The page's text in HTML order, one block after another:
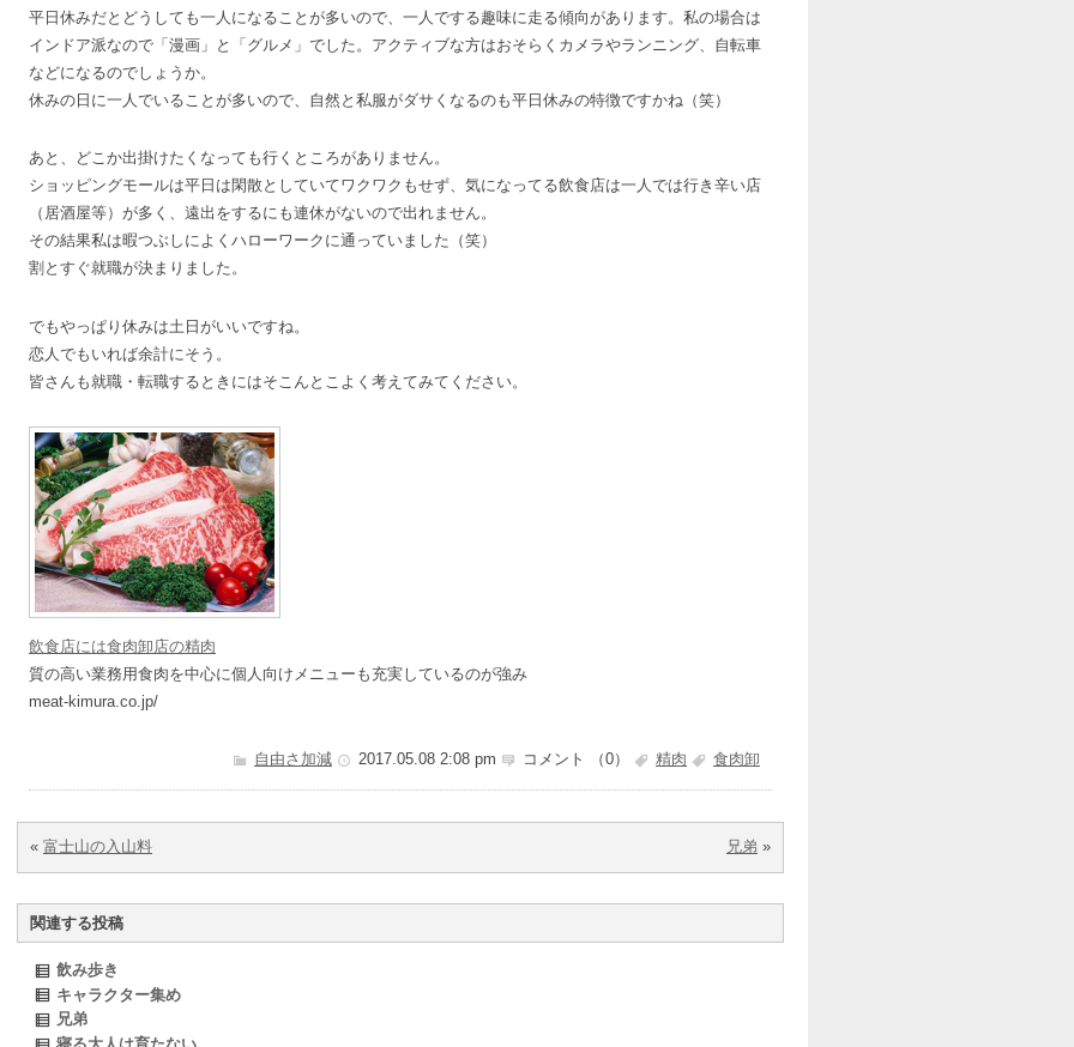
平日休みだとどうしても一人になることが多いので、一人でする趣味に走る傾向があります。私の場合は
インドア派なので「漫画」と「グルメ」でした。アクティブな方はおそらくカメラやランニング、自転車
などになるのでしょうか。
休みの日に一人でいることが多いので、自然と私服がダサくなるのも平日休みの特徴ですかね（笑）
あと、どこか出掛けたくなっても行くところがありません。
ショッピングモールは平日は閑散としていてワクワクもせず、気になってる飲食店は一人では行き辛い店
（居酒屋等）が多く、遠出をするにも連休がないので出れません。
その結果私は暇つぶしによくハローワークに通っていました（笑）
割とすぐ就職が決まりました。
でもやっぱり休みは土日がいいですね。
恋人でもいれば余計にそう。
皆さんも就職・転職するときにはそこんとこよく考えてみてください。
飲食店には食肉卸店の精肉
質の高い業務用食肉を中心に個人向けメニューも充実しているのが強み
meat-kimura.co.jp/
自由さ加減 2017.05.08 2:08 pm コメント （0） 精肉 食肉卸
« 富士山の入山料 兄弟 »
関連する投稿
飲み歩き
キャラクター集め
兄弟